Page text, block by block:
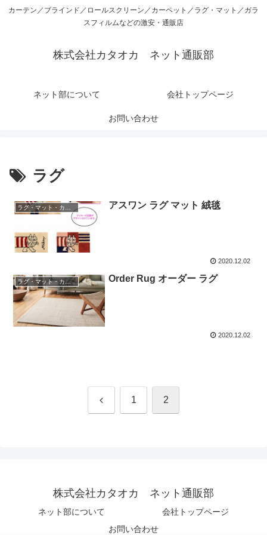
カーテン／ブラインド／ロールスクリーン／カーペット／ラグ・マット／ガラ
スフィルムなどの激安・通販店
株式会社カタオカ ネット通販部
ネット部について 会社トップページ
お問い合わせ
ラグ
アスワン ラグ マット 絨毯
2020.12.02
ラグ・マット・カーペット Order Rug オーダー ラグ
2020.12.02
前 1 2
株式会社カタオカ ネット通販部
ネット部について
会社トップページ
お問い合わせ